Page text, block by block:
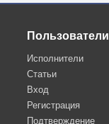
Пользователи
Исполнители
Статьи
Вход
Регистрация
Подтверждение